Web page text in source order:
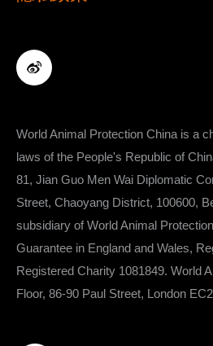
World Animal Protection China is a
laws of the People's Republic of
81, Jian Guo Men Wai Diplomatic
Street, Chaoyang District, 100600,
subsidiary of World Animal
Guarantee in England and Wales,
Registered Charity 1081849. World
Floor, 86-90 Paul Street, London